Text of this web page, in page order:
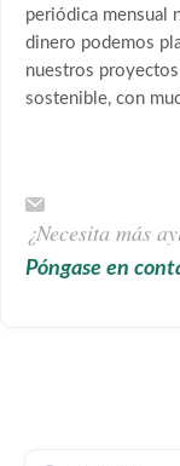
periódica mensual
dinero podemos
nuestros
sostenible, con
¿Necesita más
Póngase en